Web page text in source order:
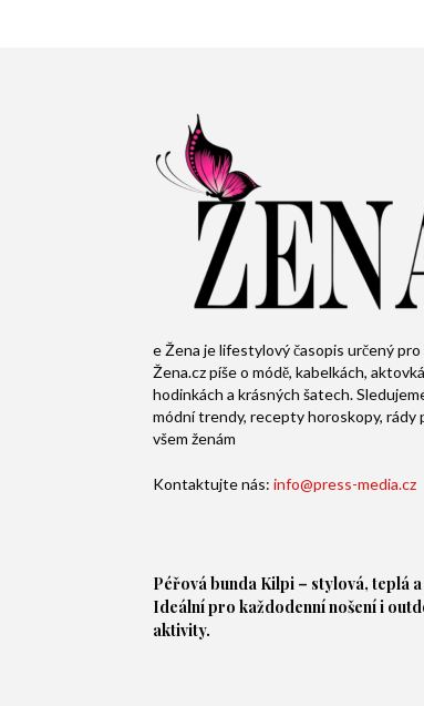
e Žena je lifestylový časopis určený pro
Žena.cz píše o módě, kabelkách,
hodinkách a krásných šatech.
módní trendy, recepty horoskopy, rády
všem ženám
Kontaktujte nás: info@press-media.cz
Péřová bunda Kilpi – stylová, teplá
Ideální pro každodenní nošení i
aktivity.